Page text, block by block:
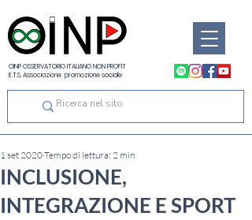
OINP OSSERVATORIO ITALIANO NON PROFIT
E.T.S. Associazione promozione sociale
INCLUSIONE,
INTEGRAZIONE E SPORT
1 set 2020Tempo di lettura: 2 min